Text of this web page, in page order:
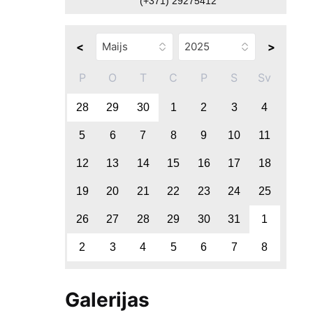
< >
P O T C P S Sv
28 29 30 1 2 3 4
5 6 7 8 9 10 11
12 13 14 15 16 17 18
19 20 21 22 23 24 25
26 27 28 29 30 31 1
2 3 4 5 6 7 8
Galerijas